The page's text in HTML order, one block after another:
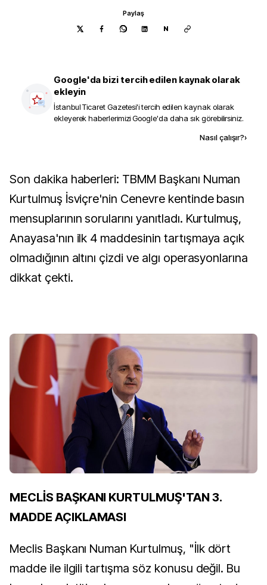
Paylaş
N
Google'da bizi tercih edilen kaynak olarak
ekleyin
İstanbul Ticaret Gazetesi'i tercih edilen kaynak olarak
ekleyerek haberlerimizi Google'da daha sık görebilirsiniz.
Nasıl çalışır?›
Son dakika haberleri: TBMM Başkanı Numan
Kurtulmuş İsviçre'nin Cenevre kentinde basın
mensuplarının sorularını yanıtladı. Kurtulmuş,
Anayasa'nın ilk 4 maddesinin tartışmaya açık
olmadığının altını çizdi ve algı operasyonlarına
dikkat çekti.
MECLİS BAŞKANI KURTULMUŞ'TAN 3.
MADDE AÇIKLAMASI
Meclis Başkanı Numan Kurtulmuş, "İlk dört
madde ile ilgili tartışma söz konusu değil. Bu